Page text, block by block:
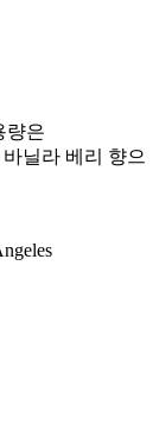
량은
닐라 베리 향으